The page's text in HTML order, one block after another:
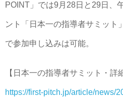
POINT」では9月28日と29日、
ント「日本一の指導者サミット
で参加申し込みは可能。
【日本一の指導者サミット・詳
https://first-pitch.jp/article/news/